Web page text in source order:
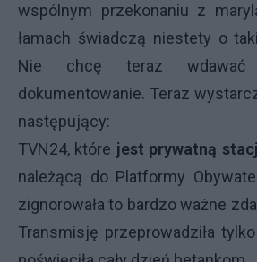
wspólnym przekonaniu z
łamach świadczą niestety o
Nie chcę teraz
dokumentowanie. Teraz
następujący:
TVN24, które jest prywatną
należącą do Platformy
zignorowała to bardzo ważne
Transmisję przeprowadziła